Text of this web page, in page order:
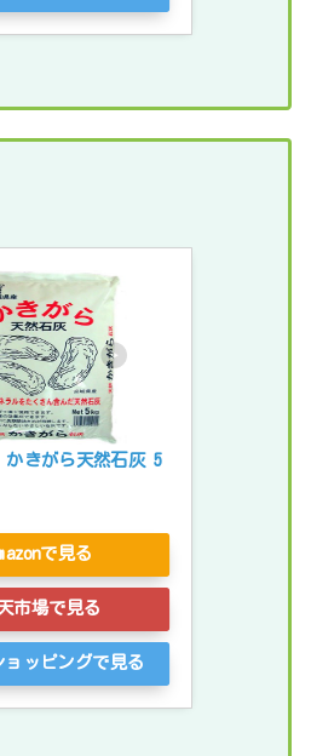
かきがら天然石灰 5
で見る
市場で見る
ョッピングで見る